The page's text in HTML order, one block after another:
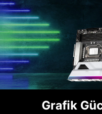
Grafik